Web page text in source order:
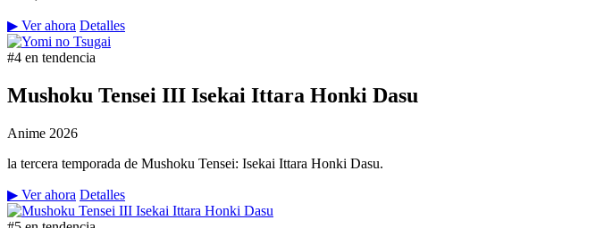
▶ Ver ahora Detalles
#4 en tendencia
Mushoku Tensei III Isekai Ittara Honki Dasu
Anime 2026
la tercera temporada de Mushoku Tensei: Isekai Ittara Honki Dasu.
▶ Ver ahora Detalles